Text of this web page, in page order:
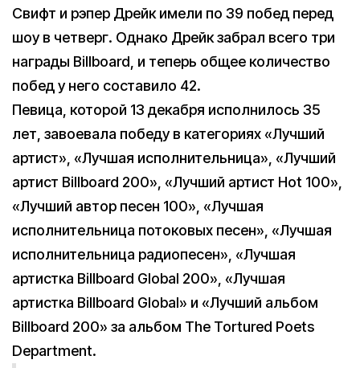
Свифт и рэпер Дрейк имели по 39 побед перед
шоу в четверг. Однако Дрейк забрал всего три
награды Billboard, и теперь общее количество
побед у него составило 42.
Певица, которой 13 декабря исполнилось 35
лет, завоевала победу в категориях «Лучший
артист», «Лучшая исполнительница», «Лучший
артист Billboard 200», «Лучший артист Hot 100»,
«Лучший автор песен 100», «Лучшая
исполнительница потоковых песен», «Лучшая
исполнительница радиопесен», «Лучшая
артистка Billboard Global 200», «Лучшая
артистка Billboard Global» и «Лучший альбом
Billboard 200» за альбом The Tortured Poets
Department.